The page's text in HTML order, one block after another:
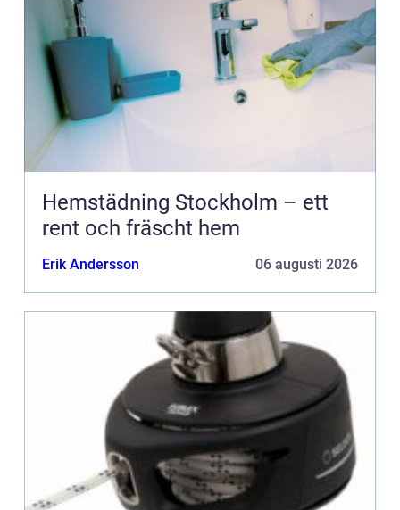
Hemstädning Stockholm – ett
rent och fräscht hem
Erik Andersson 06 augusti 2026